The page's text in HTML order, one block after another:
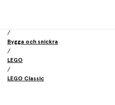
/
Bygga och snickra
/
LEGO
/
LEGO Classic